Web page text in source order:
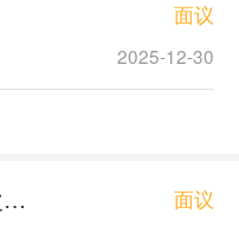
面议
2025-12-30
建筑工程技术专业群高层次人才1 面议